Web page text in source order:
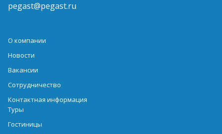
pegast@pegast.ru
О компании
Новости
Вакансии
Сотрудничество
Контактная информация
Туры
Гостиницы